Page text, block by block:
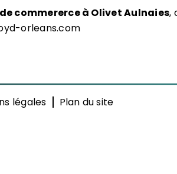
commererce à Olivet Aulnaies,
orleans.com
légales Plan du site